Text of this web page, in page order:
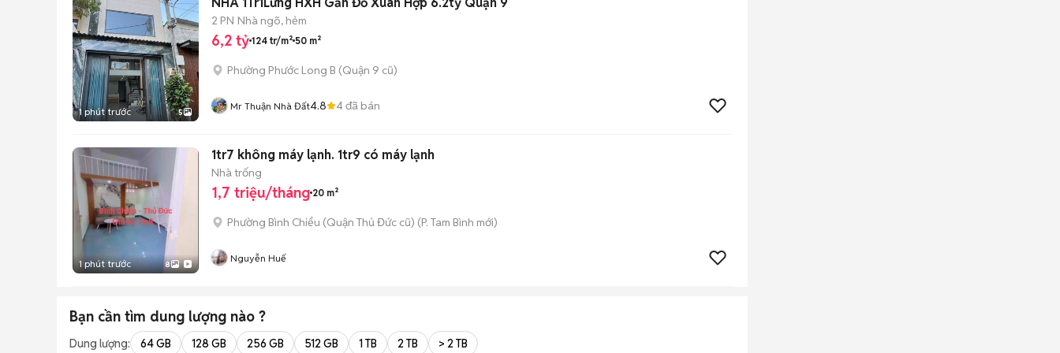
1 phút trước 5
2 PN Nhà ngõ, hẻm
6,2 tỷ 124 tr/m² 50 m²
Phường Phước Long B (Quận 9 cũ)
Mr Thuận Nhà Đất4.8 4đã bán
1 phút trước 8
1tr7 không máy lạnh. 1tr9 có máy lạnh
Nhà trống
1,7 triệu/tháng 20 m²
Phường Bình Chiểu (Quận Thủ Đức cũ) (P. Tam Bình mới)
Nguyễn Huế
Bạn cần tìm dung lượng nào ?
Dung lượng: 64 GB 128 GB 256 GB 512 GB 1 TB 2 TB > 2 TB